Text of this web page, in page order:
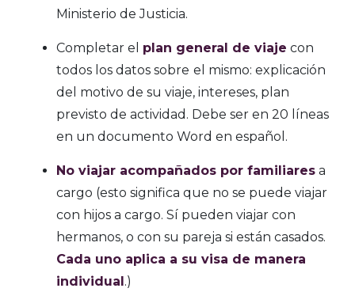
Ministerio de Justicia.
Completar el plan general de viaje con
todos los datos sobre el mismo: explicación
del motivo de su viaje, intereses, plan
previsto de actividad. Debe ser en 20 líneas
en un documento Word en español.
No viajar acompañados por familiares a
cargo (esto significa que no se puede viajar
con hijos a cargo. Sí pueden viajar con
hermanos, o con su pareja si están casados.
Cada uno aplica a su visa de manera
individual.)